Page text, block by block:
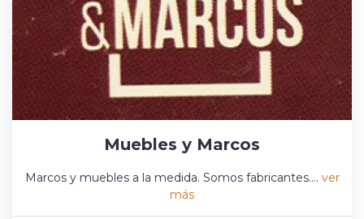
Muebles y Marcos
Marcos y muebles a la medida. Somos fabricantes.... ver
más